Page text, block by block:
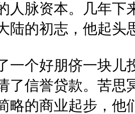
人脉资本。几年下
陆的初志，他起头
一个好朋侪一块儿
了信誉贷款。苦思
略的商业起步，他